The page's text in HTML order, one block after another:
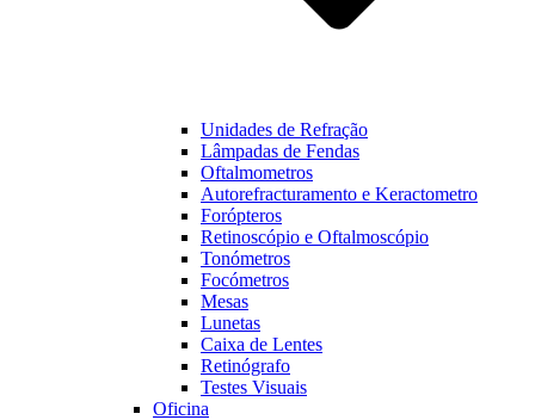
Unidades de Refração
Lâmpadas de Fendas
Oftalmometros
Autorefracturamento e Keractometro
Forópteros
Retinoscópio e Oftalmoscópio
Tonómetros
Focómetros
Mesas
Lunetas
Caixa de Lentes
Retinógrafo
Testes Visuais
Oficina